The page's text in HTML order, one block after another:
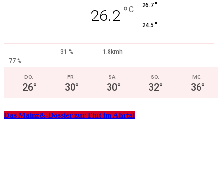
26.2 ° C 26.7°
24.5 °
31 %
1.8kmh
77 %
DO.
26°
FR.
30°
SA.
30°
SO.
32°
MO.
36°
Das Mainz&-Dossier zur Flut im Ahrtal